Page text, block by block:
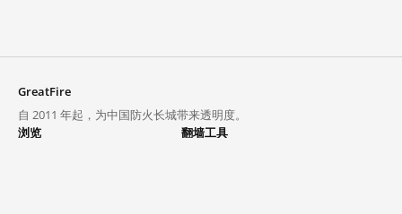
GreatFire
自 2011 年起，为中国防火长城带来透明度。
浏览
翻墙工具